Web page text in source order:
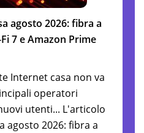
agosto 2026: fibra a
7 e Amazon Prime
Internet casa non va
operatori
utenti... L'articolo
agosto 2026: fibra a